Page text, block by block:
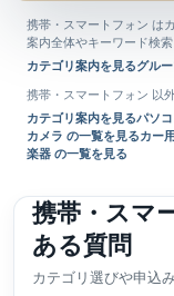
携帯・スマートフォン は
案内全体やキーワード検
カテゴリ案内を見るグル
携帯・スマートフォン 以
カテゴリ案内を見るパソ
カメラ の一覧を見るカー
楽器 の一覧を見る
携帯・スマ
ある質問
カテゴリ選びや申込